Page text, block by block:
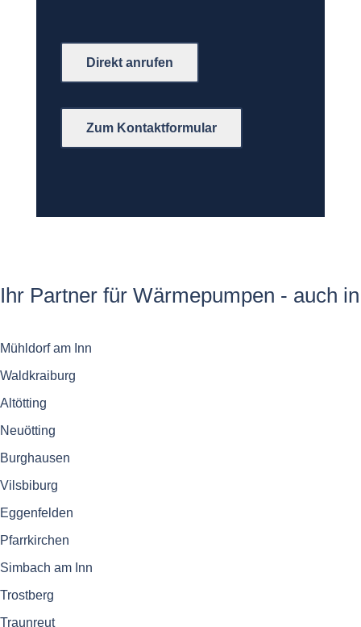
Direkt anrufen
Zum Kontaktformular
Ihr Partner für Wärmepumpen - auch
Mühldorf am Inn
Waldkraiburg
Altötting
Neuötting
Burghausen
Vilsbiburg
Eggenfelden
Pfarrkirchen
Simbach am Inn
Trostberg
Traunreut